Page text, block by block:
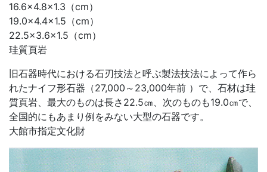
16.6×4.8×1.3（cm）
19.0×4.4×1.5（cm）
22.5×3.6×1.5（cm）
珪質頁岩
旧石器時代における石刃技法と呼ぶ製法技法によって作ら
れたナイフ形石器（27,000～23,000年前 ）で、石材は珪
質頁岩、最大のものは長さ22.5㎝、次のものも19.0㎝で、
全国的にもあまり例をみない大型の石器です。
大館市指定文化財